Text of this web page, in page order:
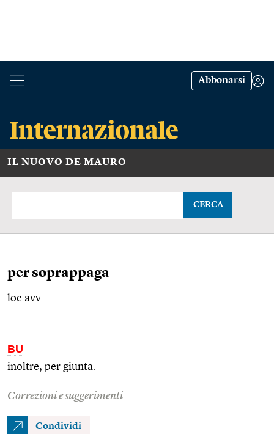
Abbonarsi
IL NUOVO DE MAURO
CERCA
per soprappaga
loc.avv.
BU
inoltre, per giunta.
Correzioni e suggerimenti
Condividi